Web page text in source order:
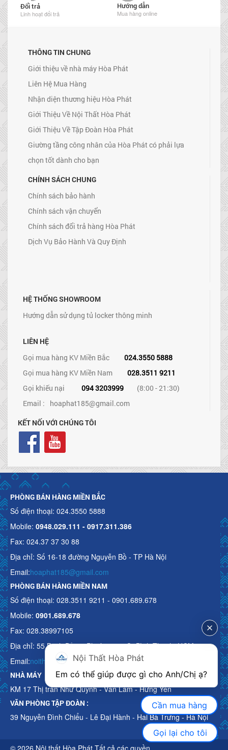
Đổi trả
Linh hoạt đổi trả
Hướng dẫn
Mua hàng online
THÔNG TIN CHUNG
Giới thiệu về nhà máy Hòa Phát
Liên Hệ Mua Hàng
Nhận diện thương hiệu Hòa Phát
Giới Thiệu Về Nội Thất Hòa Phát
Giới Thiệu Về Tập Đoàn Hòa Phát
Giường tầng công nhân của Hòa Phát có phải lựa
chọn tốt dành cho bạn
CHÍNH SÁCH CHUNG
Chính sách bảo hành
Chính sách vận chuyển
Chính sách đổi trả hàng Hòa Phát
Dịch Vụ Bảo Hành Và Quy Định
HỆ THỐNG SHOWROOM
Hướng dẫn sử dụng tủ locker thông minh
LIÊN HỆ
Gọi mua hàng KV Miền Bắc
024.3550 5888
Gọi mua hàng KV Miền Nam
028.3511 9211
Gọi khiếu nại
094 3203999
(8:00 - 21:30)
Email : hoaphat185@gmail.com
KẾT NỐI VỚI CHÚNG TÔI
PHÒNG BÁN HÀNG MIỀN BẮC
Số điện thoại: 024.3550 5888
Mobile: 0948.029.111 - 0917.311.386
Fax: 024.37 37 30 88
Địa chỉ: Số 16-18 đường Nguyễn Bồ - TP Hà Nội
Email:hoaphat185@gmail.com
PHÒNG BÁN HÀNG MIỀN NAM
Số điện thoại: 028.3511 9211 - 0901.689.678
Mobile: 0901.689.678
Fax: 028.38997105
Địa chỉ: 55 Bạch Đằng, Phường 15, Q. Bình Thạnh, HCM
Email:noithathoaphattot@gmail.com
NHÀ MÁY
KM 17 Thị trấn Như Quỳnh - Văn Lâm - Hưng Yên
VĂN PHÒNG TẬP ĐOÀN :
39 Nguyễn Đình Chiểu - Lê Đại Hành - Hai Bà Trưng - Hà Nội
Nội Thất Hòa Phát
Cần mua hàng
Gọi lại cho tôi